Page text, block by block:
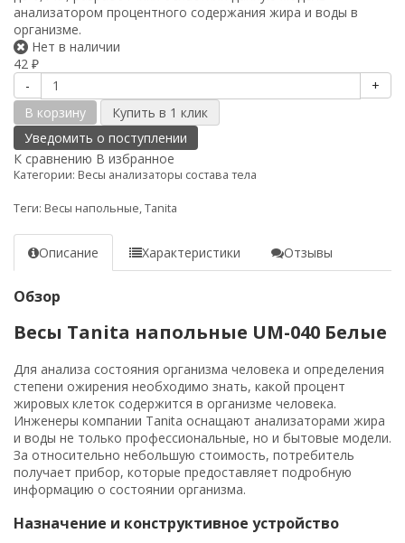
анализатором процентного содержания жира и воды в
организме.
Нет в наличии
42 ₽
-
+
В корзину
Уведомить о поступлении
К сравнению В избранное
Категории: Весы анализаторы состава тела
Теги: Весы напольные,Tanita
Описание Характеристики Отзывы
Обзор
Весы Tanita напольные UM-040 Белые
Для анализа состояния организма человека и определения
степени ожирения необходимо знать, какой процент
жировых клеток содержится в организме человека.
Инженеры компании Tanita оснащают анализаторами жира
и воды не только профессиональные, но и бытовые модели.
За относительно небольшую стоимость, потребитель
получает прибор, которые предоставляет подробную
информацию о состоянии организма.
Назначение и конструктивное устройство